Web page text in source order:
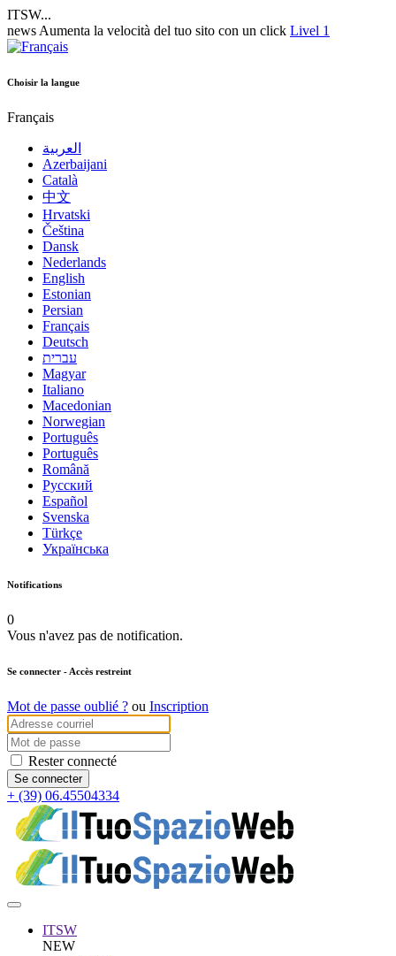
ITSW...
news Aumenta la velocità del tuo sito con un click Livel 1
Choisir la langue
Français
العربية
Azerbaijani
Català
中文
Hrvatski
Čeština
Dansk
Nederlands
English
Estonian
Persian
Français
Deutsch
עברית
Magyar
Italiano
Macedonian
Norwegian
Português
Português
Română
Русский
Español
Svenska
Türkçe
Українська
Notifications
0
Vous n'avez pas de notification.
Se connecter - Accès restreint
Mot de passe oublié ? ou Inscription
Rester connecté
+ (39) 06.45504334
ITSW
NEW